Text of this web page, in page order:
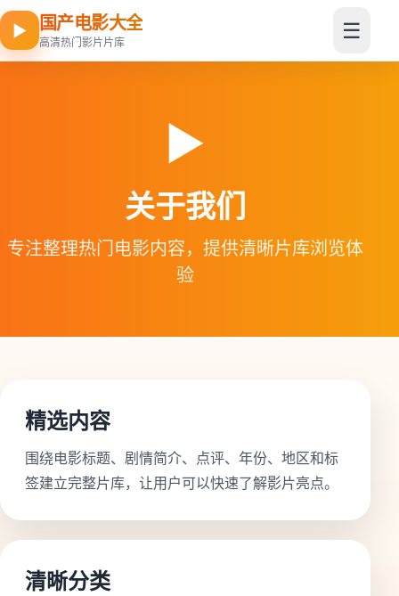
▶ 国产电影大全
高清热门影片片库 ☰
▶
关于我们
专注整理热门电影内容，提供清晰片库浏览体
验
精选内容
围绕电影标题、剧情简介、点评、年份、地区和标
签建立完整片库，让用户可以快速了解影片亮点。
清晰分类